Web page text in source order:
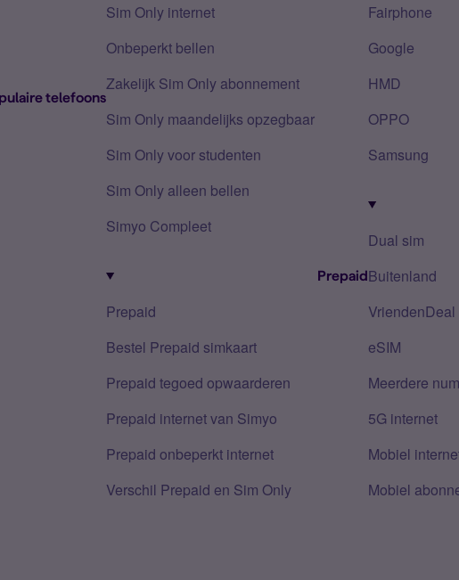
telefoons
Sim Only internet
Onbeperkt bellen
Zakelijk Sim Only abonnement
Sim Only maandelijks opzegbaar
Sim Only voor studenten
Sim Only alleen bellen
Simyo Compleet
Prepaid
Prepaid
Bestel Prepaid simkaart
Prepaid tegoed opwaarderen
Prepaid internet van Simyo
Prepaid onbeperkt internet
Verschil Prepaid en Sim Only
Fairphone
Google
HMD
OPPO
Samsung
Dual sim
Buitenland
VriendenDeal
eSIM
Meerdere
5G internet
Mobiel
Mobiel